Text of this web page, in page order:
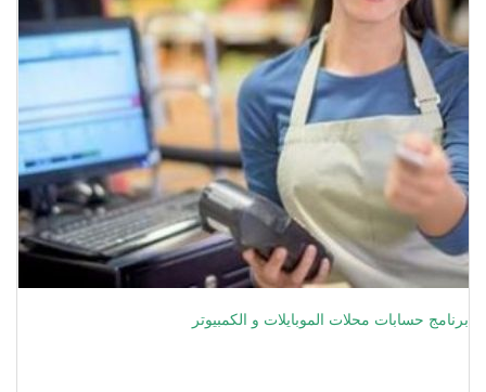
برنامج حسابات محلات الموبايلات و الكمبيوتر